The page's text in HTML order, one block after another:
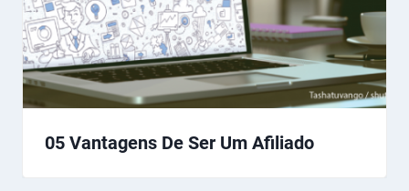
05 Vantagens De Ser Um Afiliado